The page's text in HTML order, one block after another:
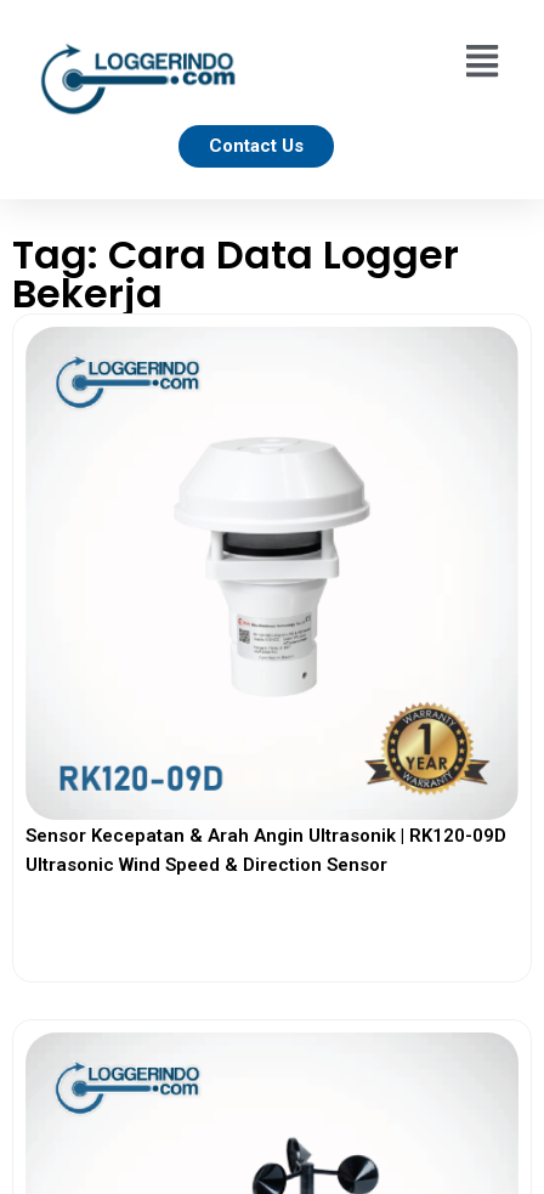
Contact Us
Tag: Cara Data Logger
Bekerja
Sensor Kecepatan & Arah Angin Ultrasonik | RK120-09D
Ultrasonic Wind Speed & Direction Sensor